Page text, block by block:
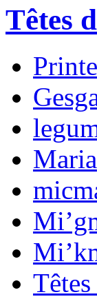
Têtes
Maria